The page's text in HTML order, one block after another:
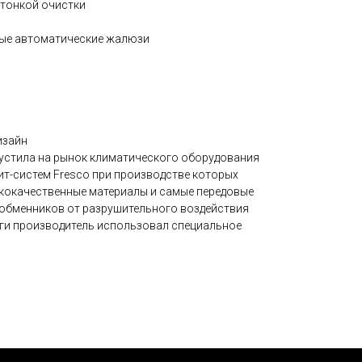
очистки
автоматические жалюзи
на рынок климатического оборудования
систем Fresco при производстве которых
материалы и самые передовые
от разрушительного воздействия
производитель использовал специальное